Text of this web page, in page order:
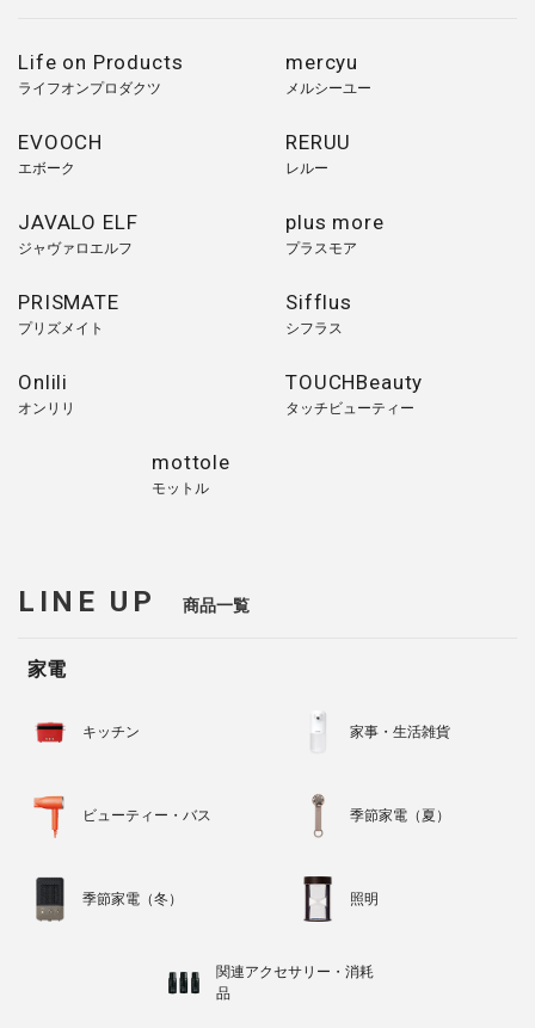
Life on Products
ライフオンプロダクツ
mercyu
メルシーユー
EVOOCH
エボーク
RERUU
レルー
JAVALO ELF
ジャヴァロエルフ
plus more
プラスモア
PRISMATE
プリズメイト
Sifflus
シフラス
Onlili
オンリリ
TOUCHBeauty
タッチビューティー
mottole
モットル
LINE UP 商品一覧
家電
キッチン 家事・生活雑貨
ビューティー・バス 季節家電（夏）
季節家電（冬） 照明
関連アクセサリー・消耗
品